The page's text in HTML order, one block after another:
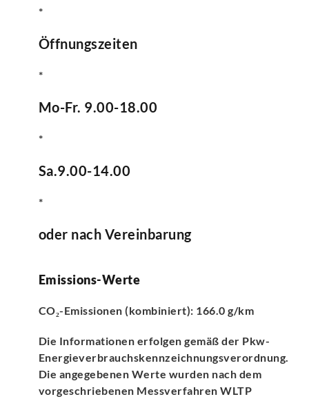
*
Öffnungszeiten
*
Mo-Fr. 9.00-18.00
*
Sa.9.00-14.00
*
oder nach Vereinbarung
Emissions-Werte
CO₂-Emissionen (kombiniert): 166.0 g/km
Die Informationen erfolgen gemäß der Pkw-
Energieverbrauchskennzeichnungsverordnung.
Die angegebenen Werte wurden nach dem
vorgeschriebenen Messverfahren WLTP